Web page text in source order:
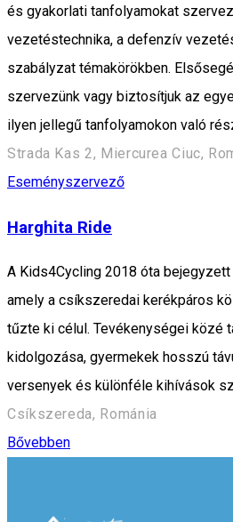
és gyakorlati tanfolyamokat
vezetéstechnika, a defenzív
szabályzat témakörökben.
szervezünk vagy biztosítjuk az
ilyen jellegű tanfolyamokon való
Strada Kas 2, Miercurea Ciuc,
Eseményszervező
Harghita Ride
A Kids4Cycling 2018 óta
amely a csíkszeredai kerékpáros
tűzte ki célul. Tevékenységei közé
kidolgozása, gyermekek hosszú
versenyek és különféle kihívások
Csíkszereda, Románia
Bővebben